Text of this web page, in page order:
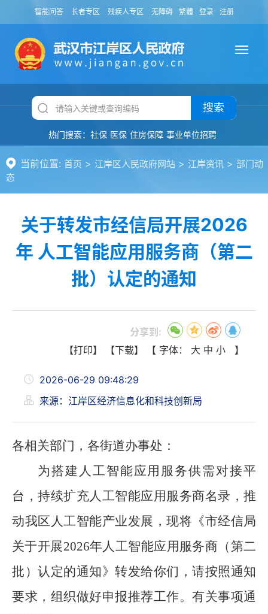
智能问答 长者专区 残疾人专区 无障碍 繁體 登录 注册
搜索
热门搜索： 社保 医保 住房保障 事业单位招聘
当前位置: 首页 > 江岸区人民政府网站 > 江岸资讯 > 部门动
态
关于转发市经信局开展2026
年 人工智能应用服务商（第二
批）认定的通知
分享到:
【打印】
【下载】 【 字体： 大 中 小 】
2026-06-29 09:48:29
来源：江岸区经济信息化和科技创新局
各相关部门，各街道办事处 ：
为搭建人工智能应用服务供需对接平
台，持续扩充人工智能应用服务商名录，推
动我区人工智能产业发展，现将《市经信局
关于开展2026年人工智能应用服务商（第二
批）认定的通知》转发给你们，请按照通知
要求，组织做好申报推荐工作。有关事项通